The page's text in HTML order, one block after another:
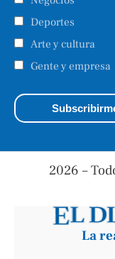
Deportes
Arte y cultura
Gente y empresa
2026 –
La